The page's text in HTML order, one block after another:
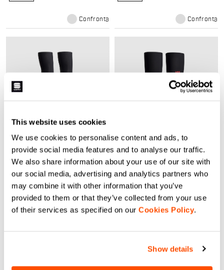
This website uses cookies
We use cookies to personalise content and ads, to
provide social media features and to analyse our traffic.
We also share information about your use of our site with
our social media, advertising and analytics partners who
may combine it with other information that you’ve
provided to them or that they’ve collected from your use
of their services as specified on our Cookies Policy.
Show details
Confronta Confronta
TUD WINTER ARMWARMERS
44,90 €
comfort, calore e gestione
dell'umidità.
navigate_next
TUD WINTER LEGWARMERS
59,90 €
per pedalate road invernali.
navigate_before